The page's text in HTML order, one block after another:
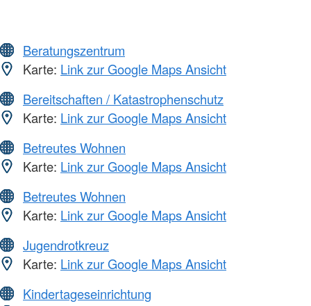
Beratungszentrum
Karte: Link zur Google Maps Ansicht
Bereitschaften / Katastrophenschutz
Karte: Link zur Google Maps Ansicht
Betreutes Wohnen
Karte: Link zur Google Maps Ansicht
Betreutes Wohnen
Karte: Link zur Google Maps Ansicht
Jugendrotkreuz
Karte: Link zur Google Maps Ansicht
Kindertageseinrichtung